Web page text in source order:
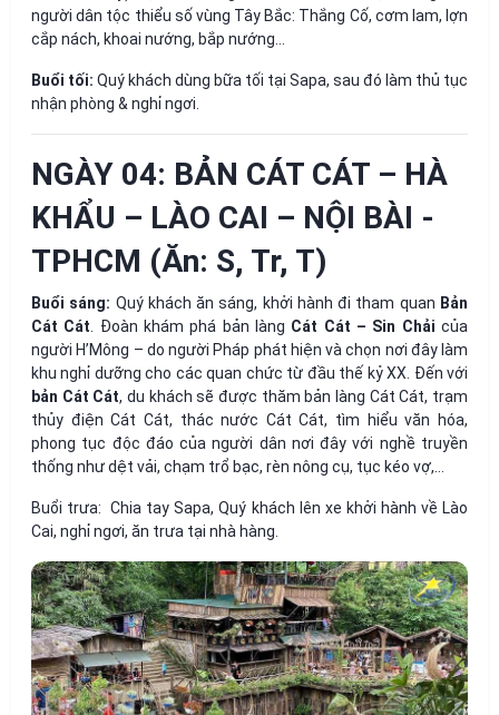
người dân tộc thiểu số vùng Tây Bắc: Thắng Cố, cơm lam, lợn
cắp nách, khoai nướng, bắp nướng…
Buổi tối: Quý khách dùng bữa tối tại Sapa, sau đó làm thủ tục
nhận phòng & nghỉ ngơi.
NGÀY 04: BẢN CÁT CÁT – HÀ
KHẨU – LÀO CAI – NỘI BÀI -
TPHCM (Ăn: S, Tr, T)
Buổi sáng: Quý khách ăn sáng, khởi hành đi tham quan Bản
Cát Cát . Đoàn khám phá bản làng Cát Cát – Sin Chải của
người H’Mông – do người Pháp phát hiện và chọn nơi đây làm
khu nghỉ dưỡng cho các quan chức từ đầu thế kỷ XX. Đến với
bản Cát Cát, du khách sẽ được thăm bản làng Cát Cát, trạm
thủy điện Cát Cát, thác nước Cát Cát, tìm hiểu văn hóa,
phong tục độc đáo của người dân nơi đây với nghề truyền
thống như dệt vải, chạm trổ bạc, rèn nông cụ, tục kéo vợ,…
Buổi trưa: Chia tay Sapa, Quý khách lên xe khởi hành về Lào
Cai, nghỉ ngơi, ăn trưa tại nhà hàng.